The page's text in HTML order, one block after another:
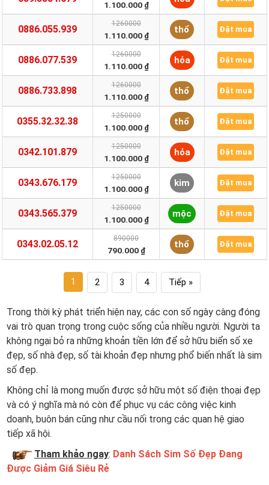
1.100.000 ₫
0886.055.939 1260000
1.110.000 ₫
thổ Đặt mua
0886.077.539 1260000
1.110.000 ₫
hỏa Đặt mua
0886.733.898 1260000
1.110.000 ₫
thổ Đặt mua
0355.32.32.38 1250000
1.100.000 ₫
thổ Đặt mua
0342.101.879 1250000
1.100.000 ₫
hỏa Đặt mua
0343.676.179 1250000
1.100.000 ₫
kim Đặt mua
0343.565.379 1250000
1.100.000 ₫
mộc Đặt mua
0343.02.05.12 890000
790.000 ₫
thổ Đặt mua
1 2 3 4 Tiếp »
Trong thời kỳ phát triển hiện nay, các con số ngày càng đóng
vai trò quan trọng trong cuộc sống của nhiều người. Người ta
không ngại bỏ ra những khoản tiền lớn để sở hữu biển số xe
đẹp, số nhà đẹp, số tài khoản đẹp nhưng phổ biến nhất là sim
số đẹp.
Không chỉ là mong muốn được sở hữu một số điện thoại đẹp
và có ý nghĩa mà nó còn để phục vụ các công việc kinh
doanh, buôn bán cũng như cầu nối trong các quan hệ giao
tiếp xã hội.
Tham khảo ngay: Danh Sách Sim Số Đẹp Đang
Được Giảm Giá Siêu Rẻ